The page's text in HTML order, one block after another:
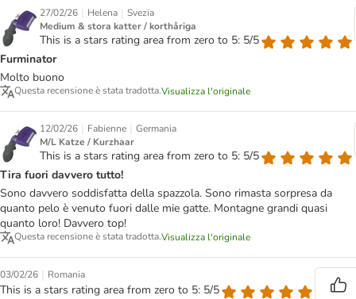
27/02/26 | Helena | Svezia
Medium & stora katter / korthåriga
This is a stars rating area from zero to 5: 5/5
Furminator
Molto buono
Questa recensione è stata tradotta.Visualizza l'originale
12/02/26 | Fabienne | Germania
M/L Katze / Kurzhaar
This is a stars rating area from zero to 5: 5/5
Tira fuori davvero tutto!
Sono davvero soddisfatta della spazzola. Sono rimasta sorpresa da
quanto pelo è venuto fuori dalle mie gatte. Montagne grandi quasi
quanto loro! Davvero top!
Questa recensione è stata tradotta.Visualizza l'originale
03/02/26 | Romania
This is a stars rating area from zero to 5: 5/5